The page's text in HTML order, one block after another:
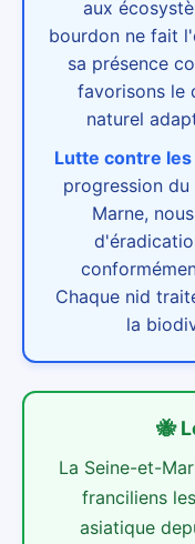
aux
bourdon ne fait
sa présence
favorisons le
naturel
Lutte contre
progression
Marne,
Chaque nid
la
🐝
La Seine-et-
franciliens
asiatique